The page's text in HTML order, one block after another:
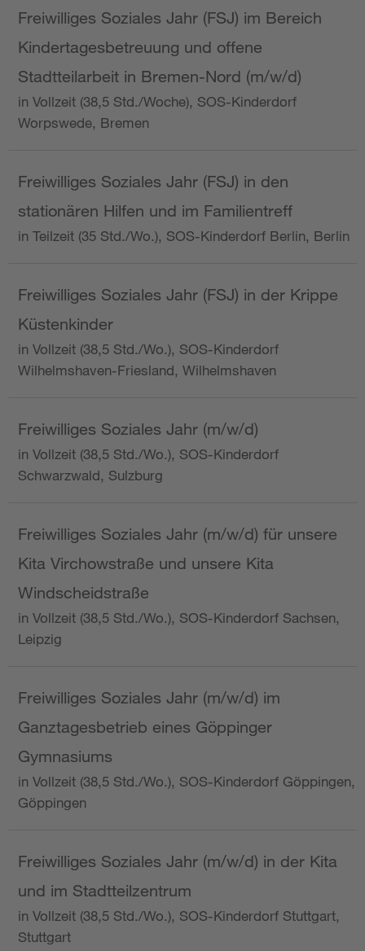
Freiwilliges Soziales Jahr (FSJ) im Bereich
Kindertagesbetreuung und offene
Stadtteilarbeit in Bremen-Nord (m/w/d)
in Vollzeit (38,5 Std./Woche), SOS-Kinderdorf
Worpswede, Bremen
Freiwilliges Soziales Jahr (FSJ) in den
stationären Hilfen und im Familientreff
in Teilzeit (35 Std./Wo.), SOS-Kinderdorf Berlin, Berlin
Freiwilliges Soziales Jahr (FSJ) in der Krippe
Küstenkinder
in Vollzeit (38,5 Std./Wo.), SOS-Kinderdorf
Wilhelmshaven-Friesland, Wilhelmshaven
Freiwilliges Soziales Jahr (m/w/d)
in Vollzeit (38,5 Std./Wo.), SOS-Kinderdorf
Schwarzwald, Sulzburg
Freiwilliges Soziales Jahr (m/w/d) für unsere
Kita Virchowstraße und unsere Kita
Windscheidstraße
in Vollzeit (38,5 Std./Wo.), SOS-Kinderdorf Sachsen,
Leipzig
Freiwilliges Soziales Jahr (m/w/d) im
Ganztagesbetrieb eines Göppinger
Gymnasiums
in Vollzeit (38,5 Std./Wo.), SOS-Kinderdorf Göppingen,
Göppingen
Freiwilliges Soziales Jahr (m/w/d) in der Kita
und im Stadtteilzentrum
in Vollzeit (38,5 Std./Wo.), SOS-Kinderdorf Stuttgart,
Stuttgart